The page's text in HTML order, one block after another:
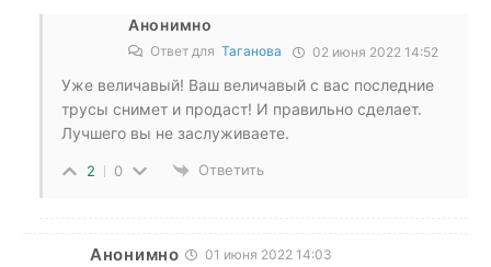
Анонимно
Ответ для Таганова 02 июня 2022 14:52
Уже величавый! Ваш величавый с вас последние
трусы снимет и продаст! И правильно сделает.
Лучшего вы не заслуживаете.
2 0 Ответить
Анонимно 01 июня 2022 14:03